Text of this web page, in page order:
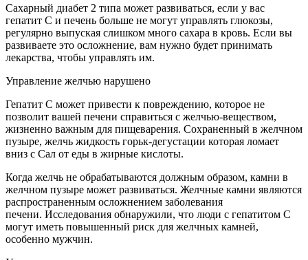
Сахарный диабет 2 типа может развиваться, если у вас
гепатит С и печень больше не могут управлять глюкозы,
регулярно выпуская слишком много сахара в кровь. Если вы
развиваете это осложнение, вам нужно будет принимать
лекарства, чтобы управлять им.
Управление желчью нарушено
Гепатит С может привести к повреждению, которое не
позволит вашей печени справиться с желчью-веществом,
жизненно важным для пищеварения. Сохраненный в желчном
пузыре, желчь жидкость горьк-дегустации которая ломает
вниз с Сал от еды в жирные кислоты.
Когда желчь не обрабатываются должным образом, камни в
желчном пузыре может развиваться. Желчные камни являются
распространенным осложнением заболевания
печени. Исследования обнаружили, что люди с гепатитом С
могут иметь повышенный риск для желчных камней,
особенно мужчин.